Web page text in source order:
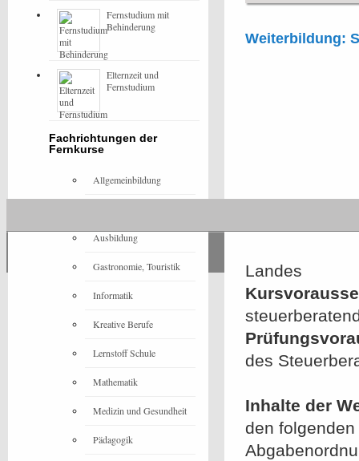
Weiterbildung:
Landes
des
Inhalte der
den
Fernstudium mit
Behinderung
Elternzeit und
Fernstudium
Fachrichtungen der
Fernkurse
Allgemeinbildung
Ausbildung
Gastronomie, Touristik
Informatik
Kreative Berufe
Lernstoff Schule
Mathematik
Medizin und Gesundheit
Pädagogik